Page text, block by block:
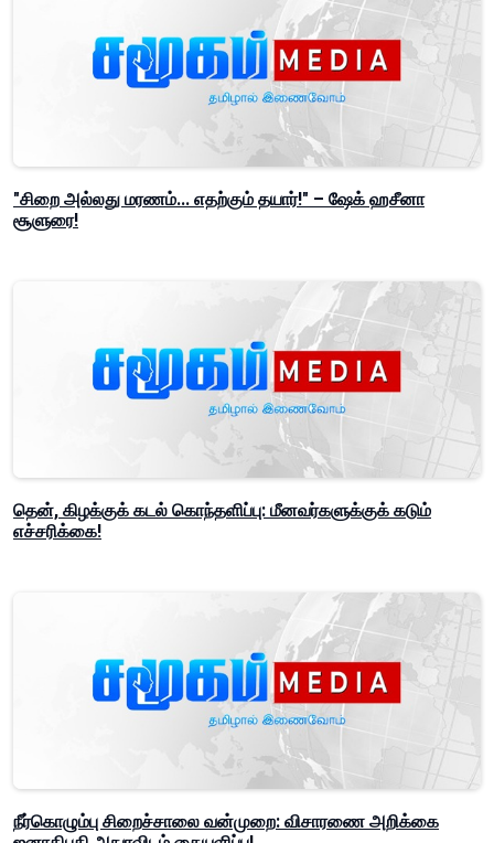
"சிறை அல்லது மரணம்... எதற்கும் தயார்!" – ஷேக் ஹசீனா
சூளுரை!
தென், கிழக்குக் கடல் கொந்தளிப்பு: மீனவர்களுக்குக் கடும்
எச்சரிக்கை!
நீர்கொழும்பு சிறைச்சாலை வன்முறை: விசாரணை அறிக்கை